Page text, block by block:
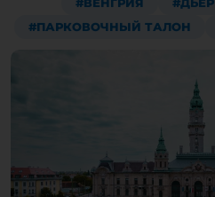
#ПАРКОВОЧНЫЙ ТАЛОН